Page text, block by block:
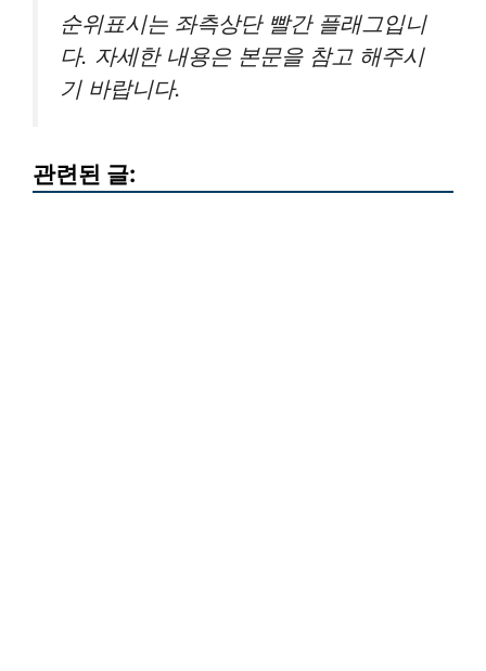
순위표시는 좌측상단 빨간 플래그입니
다. 자세한 내용은 본문을 참고 해주시
기 바랍니다.
관련된 글: